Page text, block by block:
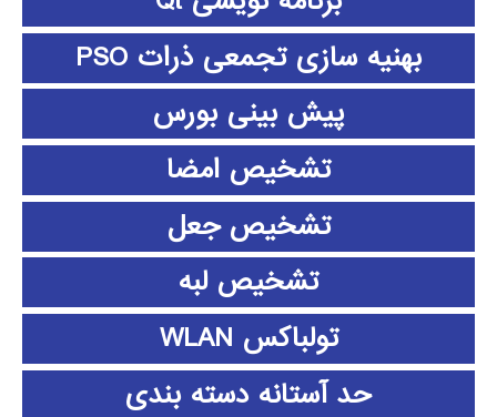
بهنیه سازی تجمعی ذرات PSO
پیش بینی بورس
تشخیص امضا
تشخیص جعل
تشخیص لبه
تولباکس WLAN
حد آستانه دسته بندی